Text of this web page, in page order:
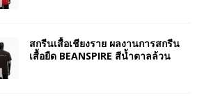
สกรีนเสื้อเชียงราย ผลงานการสกรีน
เสื้อยืด BEANSPIRE สีน้ำตาลล้วน